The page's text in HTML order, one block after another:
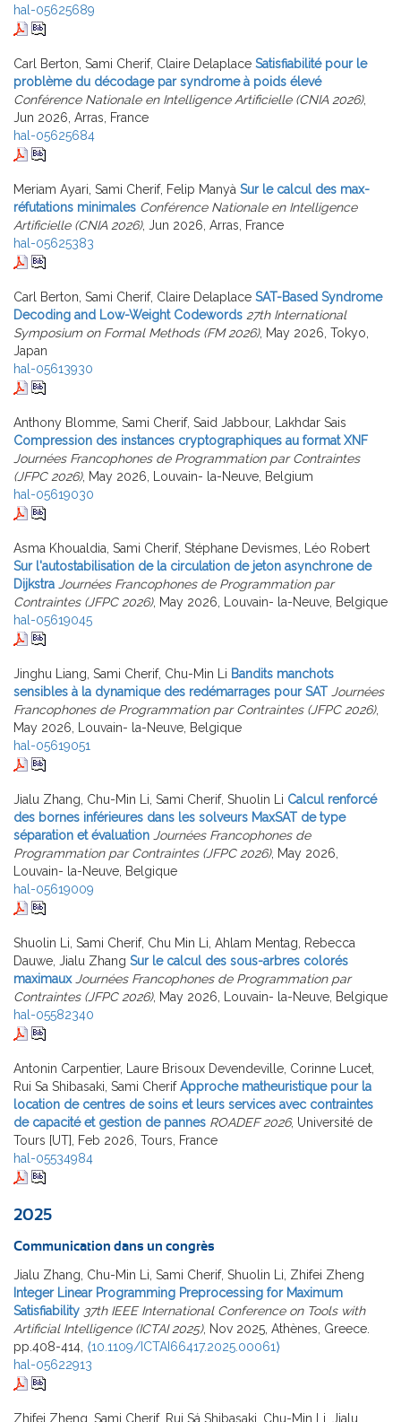
hal-05625689
Carl Berton, Sami Cherif, Claire Delaplace Satisfiabilité pour le
problème du décodage par syndrome à poids élevé
Conférence Nationale en Intelligence Artificielle (CNIA 2026),
Jun 2026, Arras, France
hal-05625684
Meriam Ayari, Sami Cherif, Felip Manyà Sur le calcul des max-
réfutations minimales Conférence Nationale en Intelligence
Artificielle (CNIA 2026), Jun 2026, Arras, France
hal-05625383
Carl Berton, Sami Cherif, Claire Delaplace SAT-Based Syndrome
Decoding and Low-Weight Codewords 27th International
Symposium on Formal Methods (FM 2026), May 2026, Tokyo,
Japan
hal-05613930
Anthony Blomme, Sami Cherif, Said Jabbour, Lakhdar Sais
Compression des instances cryptographiques au format XNF
Journées Francophones de Programmation par Contraintes
(JFPC 2026), May 2026, Louvain- la-Neuve, Belgium
hal-05619030
Asma Khoualdia, Sami Cherif, Stéphane Devismes, Léo Robert
Sur l'autostabilisation de la circulation de jeton asynchrone de
Dijkstra Journées Francophones de Programmation par
Contraintes (JFPC 2026), May 2026, Louvain- la-Neuve, Belgique
hal-05619045
Jinghu Liang, Sami Cherif, Chu-Min Li Bandits manchots
sensibles à la dynamique des redémarrages pour SAT Journées
Francophones de Programmation par Contraintes (JFPC 2026),
May 2026, Louvain- la-Neuve, Belgique
hal-05619051
Jialu Zhang, Chu-Min Li, Sami Cherif, Shuolin Li Calcul renforcé
des bornes inférieures dans les solveurs MaxSAT de type
séparation et évaluation Journées Francophones de
Programmation par Contraintes (JFPC 2026), May 2026,
Louvain- la-Neuve, Belgique
hal-05619009
Shuolin Li, Sami Cherif, Chu Min Li, Ahlam Mentag, Rebecca
Dauwe, Jialu Zhang Sur le calcul des sous-arbres colorés
maximaux Journées Francophones de Programmation par
Contraintes (JFPC 2026), May 2026, Louvain- la-Neuve, Belgique
hal-05582340
Antonin Carpentier, Laure Brisoux Devendeville, Corinne Lucet,
Rui Sa Shibasaki, Sami Cherif Approche matheuristique pour la
location de centres de soins et leurs services avec contraintes
de capacité et gestion de pannes ROADEF 2026, Université de
Tours [UT], Feb 2026, Tours, France
hal-05534984
2025
Communication dans un congrès
Jialu Zhang, Chu-Min Li, Sami Cherif, Shuolin Li, Zhifei Zheng
Integer Linear Programming Preprocessing for Maximum
Satisfiability 37th IEEE International Conference on Tools with
Artificial Intelligence (ICTAI 2025), Nov 2025, Athènes, Greece.
pp.408-414, ⟨10.1109/ICTAI66417.2025.00061⟩
hal-05622913
Zhifei Zheng, Sami Cherif, Rui Sá Shibasaki, Chu-Min Li, Jialu